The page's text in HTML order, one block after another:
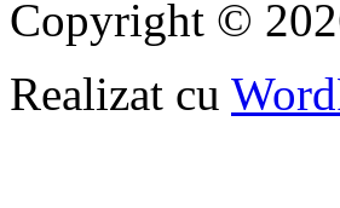
Copyright ©
Realizat cu